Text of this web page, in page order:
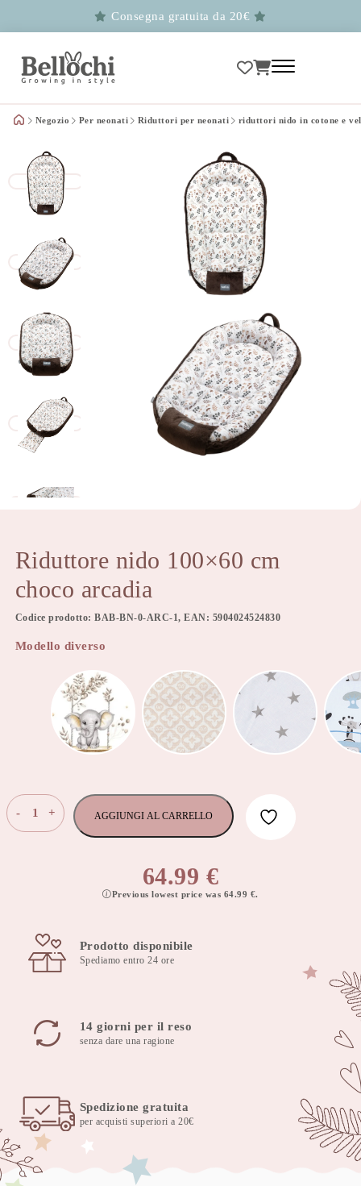
Consegna gratuita da 20€
Negozio Per neonati Riduttori per neonati riduttori nido in cotone e
Riduttore nido 100×60 cm
choco arcadia
Codice prodotto: BAB-BN-0-ARC-1, EAN: 5904024524830
Modello diverso
-
Riduttore
+ AGGIUNGI AL CARRELLO
64.99 €
Previous lowest price was 64.99 €.
Prodotto disponibile
Spediamo entro 24 ore
14 giorni per il reso
senza dare una ragione
Spedizione gratuita
per acquisti superiori a 20€